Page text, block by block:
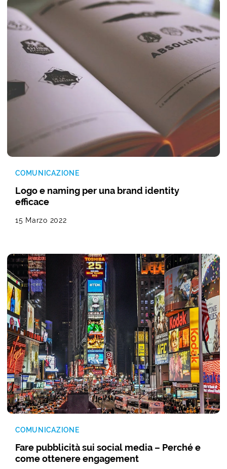
COMUNICAZIONE
Logo e naming per una brand identity
efficace
15 Marzo 2022
COMUNICAZIONE
Fare pubblicità sui social media – Perché e
come ottenere engagement